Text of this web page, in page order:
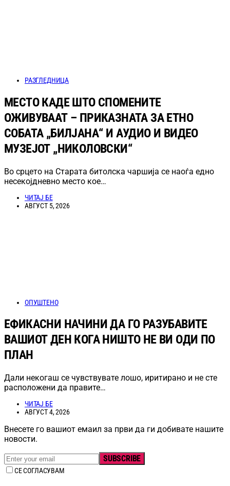
РАЗГЛЕДНИЦА
МЕСТО КАДЕ ШТО СПОМЕНИТЕ
ОЖИВУВААТ – ПРИКАЗНАТА ЗА ЕТНО
СОБАТА „БИЛЈАНА“ И АУДИО И ВИДЕО
МУЗЕЈОТ „НИКОЛОВСКИ“
Во срцето на Старата битолска чаршија се наоѓа едно
несекојдневно место кое…
ЧИТАЈ БЕ
АВГУСТ 5, 2026
ОПУШТЕНО
ЕФИКАСНИ НАЧИНИ ДА ГО РАЗУБАВИТЕ
ВАШИОТ ДЕН КОГА НИШТО НЕ ВИ ОДИ ПО
ПЛАН
Дали некогаш се чувствувате лошо, иритирано и не сте
расположени да правите…
ЧИТАЈ БЕ
АВГУСТ 4, 2026
Внесете го вашиот емаил за први да ги добивате нашите
новости.
SUBSCRIBE
СЕ СОГЛАСУВАМ